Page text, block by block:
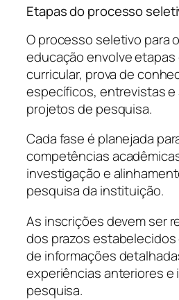
Etapas do processo
O processo seletivo para
educação envolve etapas
curricular, prova de
específicos, entrevistas
projetos de pesquisa.
Cada fase é planejada
competências
investigação e
pesquisa da instituição.
As inscrições devem ser
dos prazos
de informações
experiências anteriores e
pesquisa.